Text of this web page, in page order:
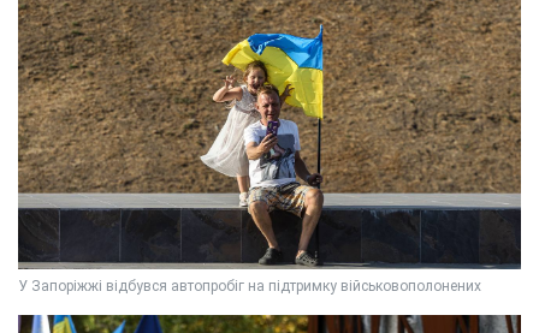
У Запоріжжі відбувся автопробіг на підтримку військовополонених